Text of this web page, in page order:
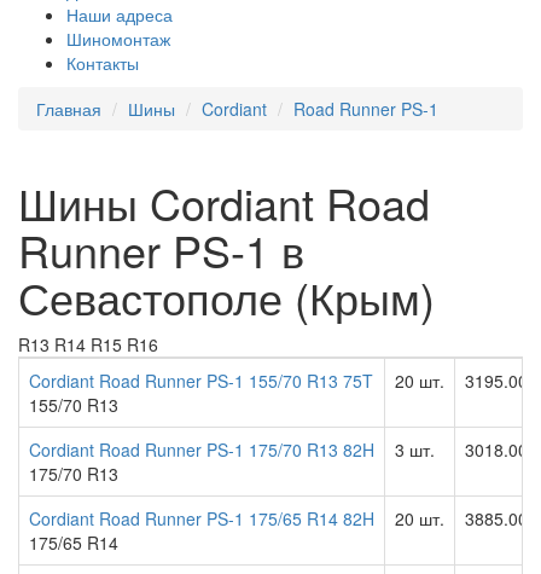
Наши адреса
Шиномонтаж
Контакты
Главная
Шины Cordiant Road Runner PS-1
Шины Cordiant Road
Runner PS-1 в
Севастополе (Крым)
R13 R14 R15 R16
Cordiant Road Runner PS-1 155/70 R13 75T
155/70 R13
20 шт. 3195.00
Cordiant Road Runner PS-1 175/70 R13 82H
175/70 R13
3 шт. 3018.00
Cordiant Road Runner PS-1 175/65 R14 82H
175/65 R14
20 шт. 3885.00